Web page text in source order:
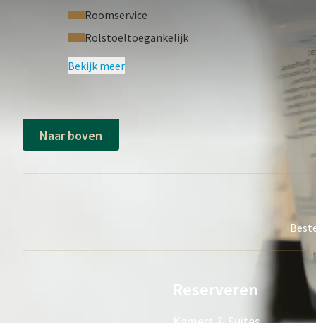
Roomservice
Rolstoeltoegankelijk
Bekijk meer
Naar boven
Reserveren